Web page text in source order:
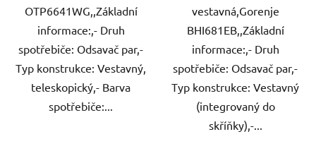
OTP6641WG,,Základní
informace:,- Druh
spotřebiče: Odsavač par,-
Typ konstrukce: Vestavný,
teleskopický,- Barva
spotřebiče:...
vestavná,Gorenje
BHI681EB,,Základní
informace:,- Druh
spotřebiče: Odsavač par,-
Typ konstrukce: Vestavný
(integrovaný do
skříňky),-...